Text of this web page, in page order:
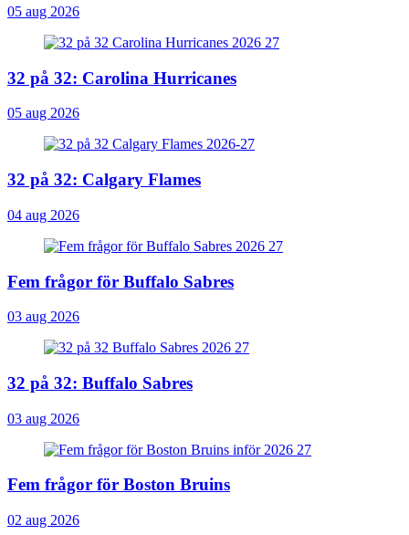
05 aug 2026
32 på 32: Carolina Hurricanes
05 aug 2026
32 på 32: Calgary Flames
04 aug 2026
Fem frågor för Buffalo Sabres
03 aug 2026
32 på 32: Buffalo Sabres
03 aug 2026
Fem frågor för Boston Bruins
02 aug 2026